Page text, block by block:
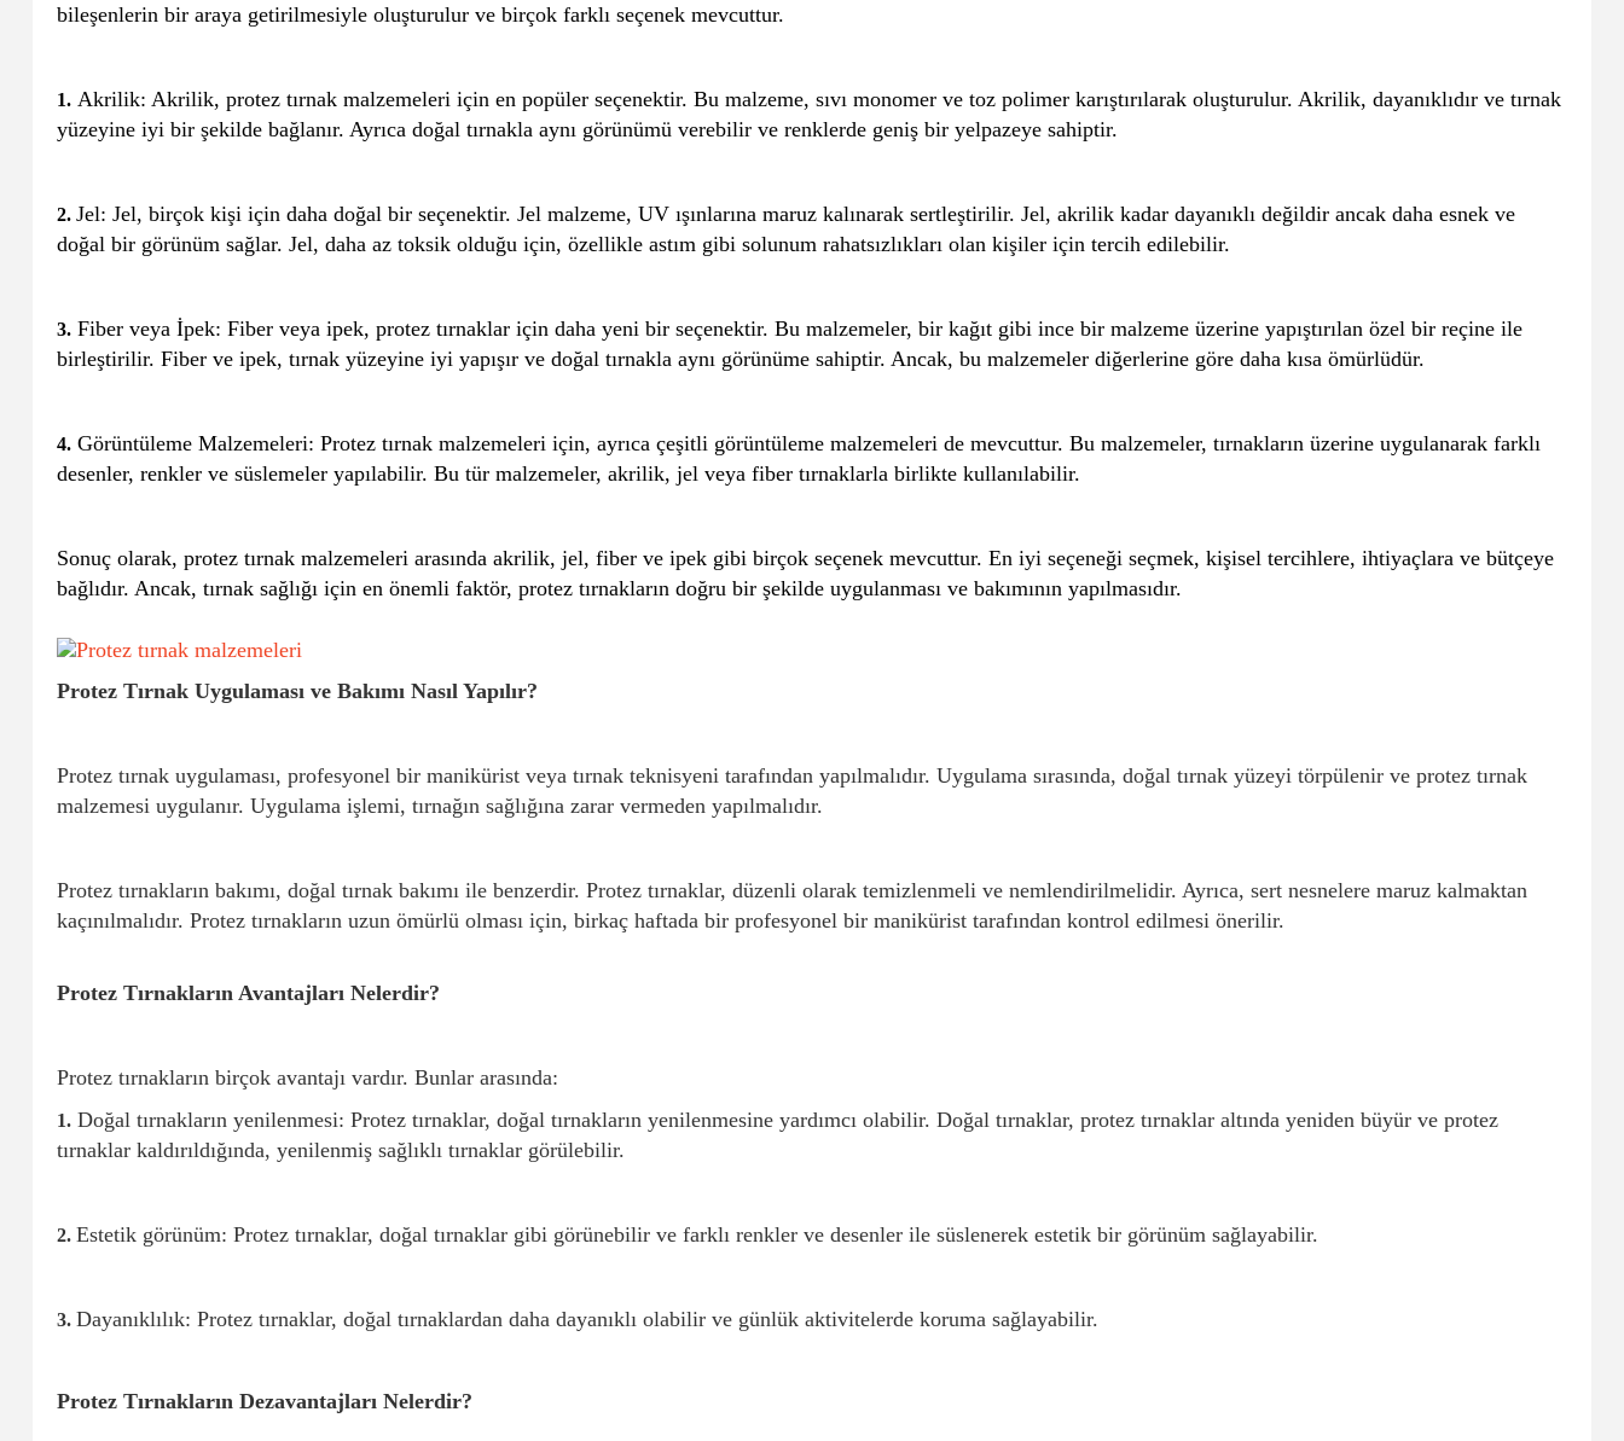
bileşenlerin bir araya getirilmesiyle oluşturulur ve birçok farklı seçenek mevcuttur.
1. Akrilik: Akrilik, protez tırnak malzemeleri için en popüler seçenektir. Bu malzeme, sıvı monomer ve toz polimer karıştırılarak oluşturulur. Akrilik, dayanıklıdır ve tırnak
yüzeyine iyi bir şekilde bağlanır. Ayrıca doğal tırnakla aynı görünümü verebilir ve renklerde geniş bir yelpazeye sahiptir.
2. Jel: Jel, birçok kişi için daha doğal bir seçenektir. Jel malzeme, UV ışınlarına maruz kalınarak sertleştirilir. Jel, akrilik kadar dayanıklı değildir ancak daha esnek ve
doğal bir görünüm sağlar. Jel, daha az toksik olduğu için, özellikle astım gibi solunum rahatsızlıkları olan kişiler için tercih edilebilir.
3. Fiber veya İpek: Fiber veya ipek, protez tırnaklar için daha yeni bir seçenektir. Bu malzemeler, bir kağıt gibi ince bir malzeme üzerine yapıştırılan özel bir reçine ile
birleştirilir. Fiber ve ipek, tırnak yüzeyine iyi yapışır ve doğal tırnakla aynı görünüme sahiptir. Ancak, bu malzemeler diğerlerine göre daha kısa ömürlüdür.
4. Görüntüleme Malzemeleri: Protez tırnak malzemeleri için, ayrıca çeşitli görüntüleme malzemeleri de mevcuttur. Bu malzemeler, tırnakların üzerine uygulanarak farklı
desenler, renkler ve süslemeler yapılabilir. Bu tür malzemeler, akrilik, jel veya fiber tırnaklarla birlikte kullanılabilir.
Sonuç olarak, protez tırnak malzemeleri arasında akrilik, jel, fiber ve ipek gibi birçok seçenek mevcuttur. En iyi seçeneği seçmek, kişisel tercihlere, ihtiyaçlara ve bütçeye
bağlıdır. Ancak, tırnak sağlığı için en önemli faktör, protez tırnakların doğru bir şekilde uygulanması ve bakımının yapılmasıdır.
Protez Tırnak Uygulaması ve Bakımı Nasıl Yapılır?
Protez tırnak uygulaması, profesyonel bir manikürist veya tırnak teknisyeni tarafından yapılmalıdır. Uygulama sırasında, doğal tırnak yüzeyi törpülenir ve protez tırnak
malzemesi uygulanır. Uygulama işlemi, tırnağın sağlığına zarar vermeden yapılmalıdır.
Protez tırnakların bakımı, doğal tırnak bakımı ile benzerdir. Protez tırnaklar, düzenli olarak temizlenmeli ve nemlendirilmelidir. Ayrıca, sert nesnelere maruz kalmaktan
kaçınılmalıdır. Protez tırnakların uzun ömürlü olması için, birkaç haftada bir profesyonel bir manikürist tarafından kontrol edilmesi önerilir.
Protez Tırnakların Avantajları Nelerdir?
Protez tırnakların birçok avantajı vardır. Bunlar arasında:
1. Doğal tırnakların yenilenmesi: Protez tırnaklar, doğal tırnakların yenilenmesine yardımcı olabilir. Doğal tırnaklar, protez tırnaklar altında yeniden büyür ve protez
tırnaklar kaldırıldığında, yenilenmiş sağlıklı tırnaklar görülebilir.
2. Estetik görünüm: Protez tırnaklar, doğal tırnaklar gibi görünebilir ve farklı renkler ve desenler ile süslenerek estetik bir görünüm sağlayabilir.
3. Dayanıklılık: Protez tırnaklar, doğal tırnaklardan daha dayanıklı olabilir ve günlük aktivitelerde koruma sağlayabilir.
Protez Tırnakların Dezavantajları Nelerdir?